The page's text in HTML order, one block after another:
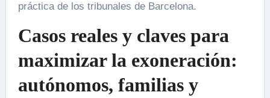
práctica de los tribunales de Barcelona.
Casos reales y claves para
maximizar la exoneración:
autónomos, familias y